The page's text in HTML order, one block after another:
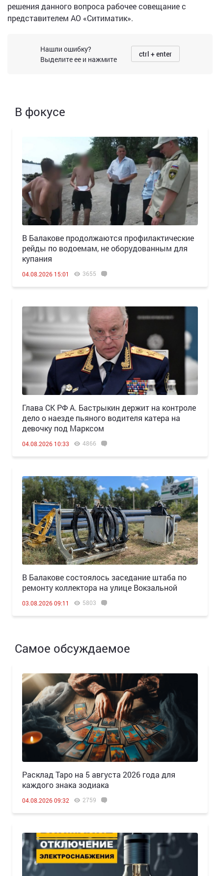
решения данного вопроса рабочее совещание с
представителем АО «Ситиматик».
Нашли ошибку?
Выделите ее и нажмите
ctrl + enter
В фокусе
В Балакове продолжаются профилактические
рейды по водоемам, не оборудованным для
купания
04.08.2026 15:01 3655
Глава СК РФ А. Бастрыкин держит на контроле
дело о наезде пьяного водителя катера на
девочку под Марксом
04.08.2026 10:33 4866
В Балакове состоялось заседание штаба по
ремонту коллектора на улице Вокзальной
03.08.2026 09:11 5803
Самое обсуждаемое
Расклад Таро на 5 августа 2026 года для
каждого знака зодиака
04.08.2026 09:32 2759